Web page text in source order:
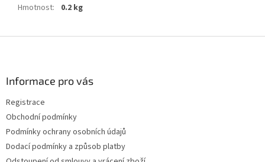
Hmotnost: 0.2 kg
Informace pro vás
Registrace
Obchodní podmínky
Podmínky ochrany osobních údajů
Dodací podmínky a způsob platby